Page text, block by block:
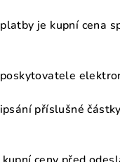
je kupní cena
příslušné